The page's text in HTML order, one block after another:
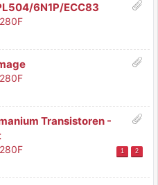
6N1P/ECC83
Transistoren -
1 2